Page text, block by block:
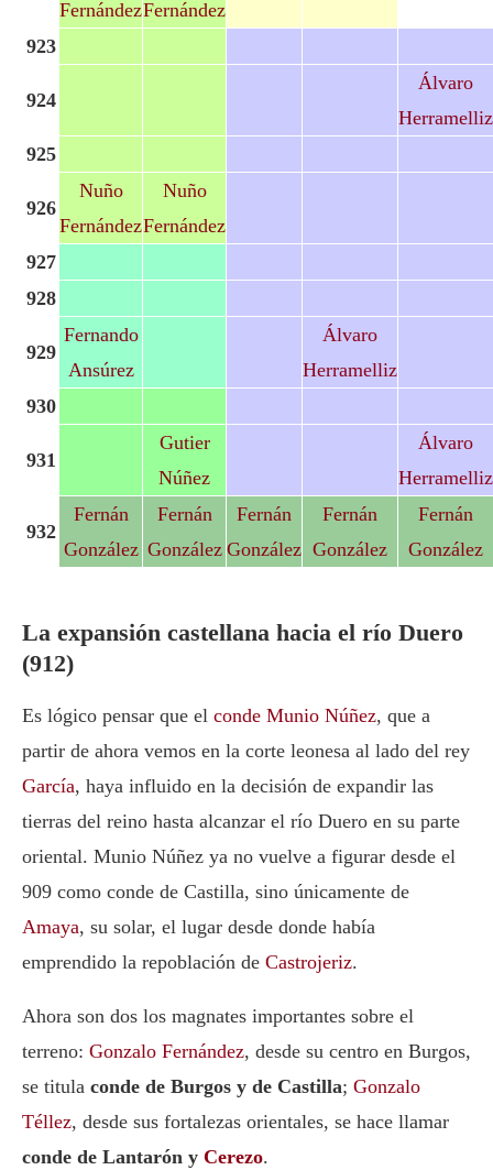
FernándezFernández
923
924
Álvaro
Herramelliz
925
926
Nuño
Fernández
Nuño
Fernández
927
928
929
Fernando
Ansúrez
Álvaro
Herramelliz
930
931
Gutier
Núñez
Álvaro
Herramelliz
932
Fernán
González
Fernán
González
Fernán
González
Fernán
González
Fernán
González
La expansión castellana hacia el río Duero
(912)
Es lógico pensar que el conde Munio Núñez, que a
partir de ahora vemos en la corte leonesa al lado del rey
García, haya influido en la decisión de expandir las
tierras del reino hasta alcanzar el río Duero en su parte
oriental. Munio Núñez ya no vuelve a figurar desde el
909 como conde de Castilla, sino únicamente de
Amaya, su solar, el lugar desde donde había
emprendido la repoblación de Castrojeriz.
Ahora son dos los magnates importantes sobre el
terreno: Gonzalo Fernández, desde su centro en Burgos,
se titula conde de Burgos y de Castilla; Gonzalo
Téllez, desde sus fortalezas orientales, se hace llamar
conde de Lantarón y Cerezo.